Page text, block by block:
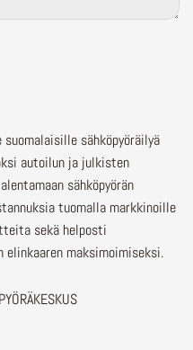
sähköpyöräilyä
autoilun ja julkisten
sähköpyörän
tuomalla markkinoille
sekä helposti
maksimoimiseksi.